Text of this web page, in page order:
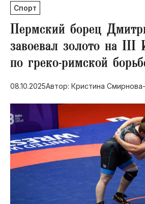
Молодежная столица РФ
СВО
Выборы в Пермском крае
Социальная поддержка
Инфраструктура
Благоустройство
Спорт
Пермский борец
завоевал золото на
по греко-римской
08.10.2025Автор: Кристина